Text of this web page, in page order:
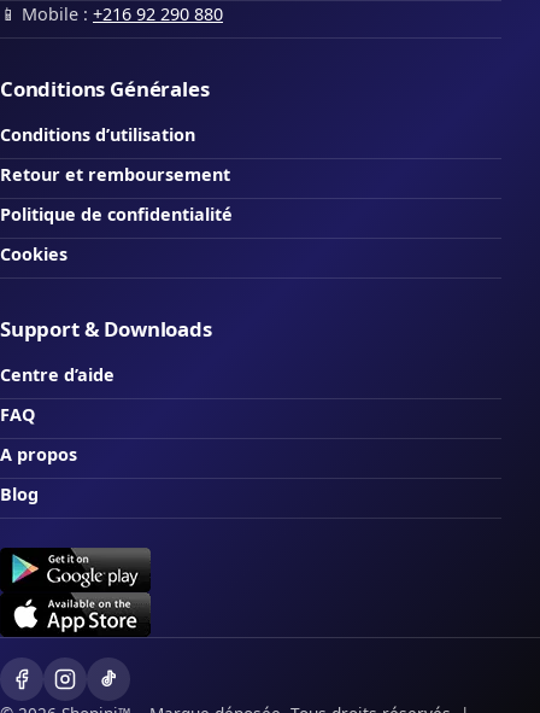
📱 Mobile : +216 92 290 880
Conditions Générales
Conditions d’utilisation
Retour et remboursement
Politique de confidentialité
Cookies
Support & Downloads
Centre d’aide
FAQ
A propos
Blog